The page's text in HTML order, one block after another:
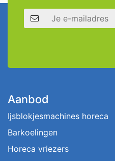
E-mailadres
Aanbod
Ijsblokjesmachines horeca
Barkoelingen
Horeca vriezers